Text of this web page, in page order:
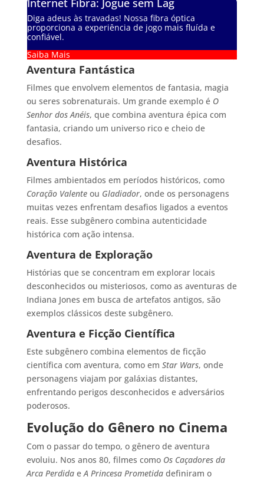
Internet Fibra: Jogue sem Lag
Diga adeus às travadas! Nossa fibra óptica
proporciona a experiência de jogo mais fluída e
confiável.
Saiba Mais
Aventura Fantástica
Filmes que envolvem elementos de fantasia, magia
ou seres sobrenaturais. Um grande exemplo é O
Senhor dos Anéis, que combina aventura épica com
fantasia, criando um universo rico e cheio de
desafios.
Aventura Histórica
Filmes ambientados em períodos históricos, como
Coração Valenteou Gladiador, onde os personagens
muitas vezes enfrentam desafios ligados a eventos
reais. Esse subgênero combina autenticidade
histórica com ação intensa.
Aventura de Exploração
Histórias que se concentram em explorar locais
desconhecidos ou misteriosos, como as aventuras de
Indiana Jones em busca de artefatos antigos, são
exemplos clássicos deste subgênero.
Aventura e Ficção Científica
Este subgênero combina elementos de ficção
científica com aventura, como em Star Wars, onde
personagens viajam por galáxias distantes,
enfrentando perigos desconhecidos e adversários
poderosos.
Evolução do Gênero no Cinema
Com o passar do tempo, o gênero de aventura
evoluiu. Nos anos 80, filmes como Os Caçadores da
Arca PerdidaeA Princesa Prometidadefiniram o